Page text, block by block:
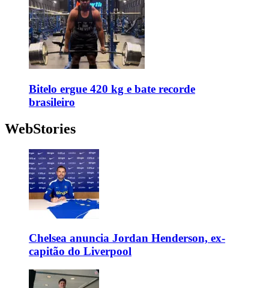
Bitelo ergue 420 kg e bate recorde
brasileiro
WebStories
Chelsea anuncia Jordan Henderson, ex-
capitão do Liverpool